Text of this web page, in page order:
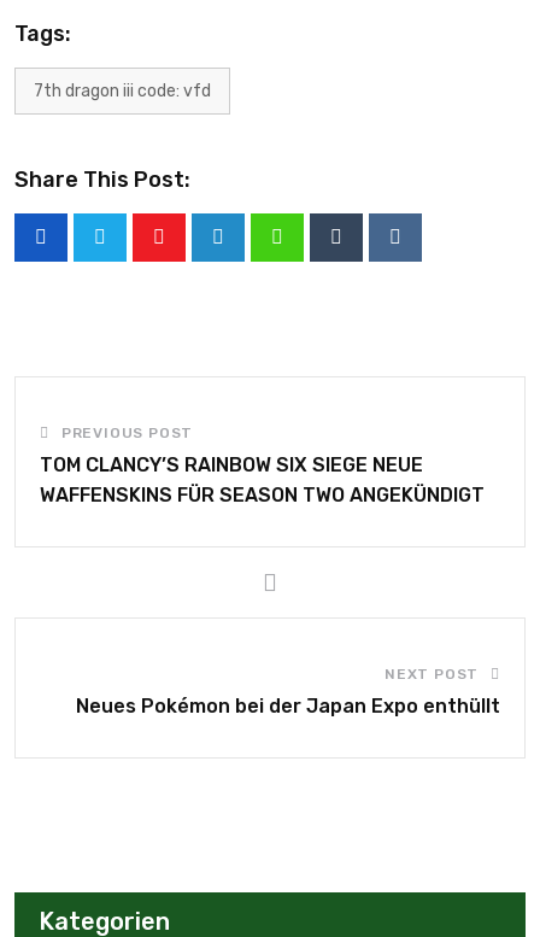
Tags:
7th dragon iii code: vfd
Share This Post:
PREVIOUS POST
TOM CLANCY’S RAINBOW SIX SIEGE NEUE
WAFFENSKINS FÜR SEASON TWO ANGEKÜNDIGT
NEXT POST
Neues Pokémon bei der Japan Expo enthüllt
Kategorien